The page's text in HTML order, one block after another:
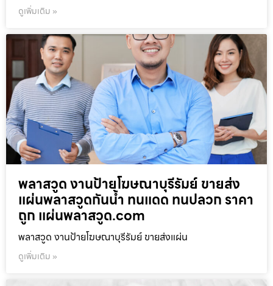
ดูเพิ่มเติม »
พลาสวูด งานป้ายโฆษณาบุรีรัมย์ ขายส่ง
แผ่นพลาสวูดกันน้ำ ทนแดด ทนปลวก ราคา
ถูก แผ่นพลาสวูด.com
พลาสวูด งานป้ายโฆษณาบุรีรัมย์ ขายส่งแผ่น
ดูเพิ่มเติม »